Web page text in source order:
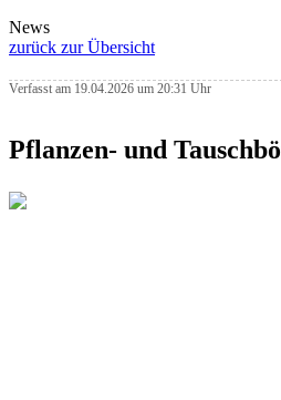
News
zurück zur Übersicht
Verfasst am 19.04.2026 um 20:31 Uhr
Pflanzen- und